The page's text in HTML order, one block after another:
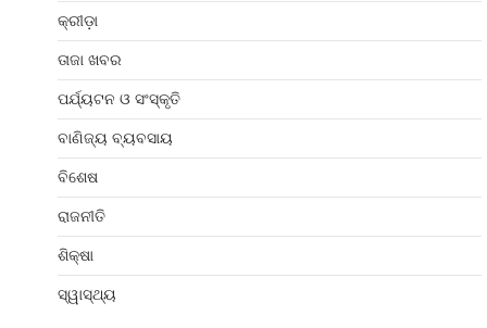
କ୍ରୀଡ଼ା
ତାଜା ଖବର
ପର୍ଯ୍ୟଟନ ଓ ସଂସ୍କୃତି
ବାଣିଜ୍ୟ ବ୍ୟବସାୟ
ବିଶେଷ
ରାଜନୀତି
ଶିକ୍ଷା
ସ୍ୱାସ୍ଥ୍ୟ